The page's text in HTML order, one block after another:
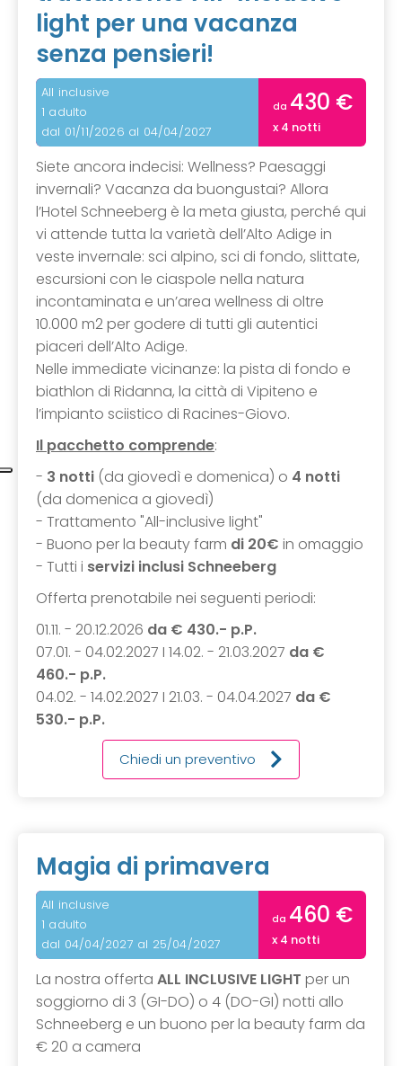
light per una vacanza
senza pensieri!
All inclusive
1 adulto
dal 01/11/2026 al 04/04/2027
da 430 €
x 4 notti
Siete ancora indecisi: Wellness? Paesaggi
invernali? Vacanza da buongustai? Allora
l’Hotel Schneeberg è la meta giusta, perché qui
vi attende tutta la varietà dell’Alto Adige in
veste invernale: sci alpino, sci di fondo, slittate,
escursioni con le ciaspole nella natura
incontaminata e un’area wellness di oltre
10.000 m2 per godere di tutti gli autentici
piaceri dell’Alto Adige.
Nelle immediate vicinanze: la pista di fondo e
biathlon di Ridanna, la città di Vipiteno e
l’impianto sciistico di Racines-Giovo.
Il pacchetto comprende:
- 3 notti (da giovedì e domenica) o 4 notti
(da domenica a giovedì)
- Trattamento "All-inclusive light"
- Buono per la beauty farm di 20€ in omaggio
- Tutti i servizi inclusi Schneeberg
Offerta prenotabile nei seguenti periodi:
01.11. - 20.12.2026 da € 430.- p.P.
07.01. - 04.02.2027 I 14.02. - 21.03.2027 da €
460.- p.P.
04.02. - 14.02.2027 I 21.03. - 04.04.2027 da €
530.- p.P.
Chiedi un preventivo
Magia di primavera
All inclusive
1 adulto
dal 04/04/2027 al 25/04/2027
da 460 €
x 4 notti
La nostra offerta ALL INCLUSIVE LIGHT per un
soggiorno di 3 (GI-DO) o 4 (DO-GI) notti allo
Schneeberg e un buono per la beauty farm da
€ 20 a camera